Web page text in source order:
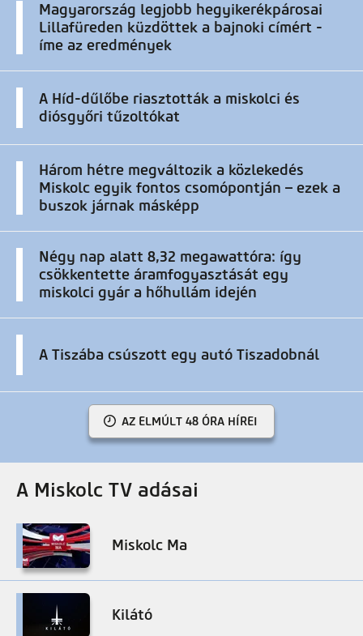
Magyarország legjobb hegyikerékpárosai
Lillafüreden küzdöttek a bajnoki címért -
íme az eredmények
A Híd-dűlőbe riasztották a miskolci és
diósgyőri tűzoltókat
Három hétre megváltozik a közlekedés
Miskolc egyik fontos csomópontján – ezek a
buszok járnak másképp
Négy nap alatt 8,32 megawattóra: így
csökkentette áramfogyasztását egy
miskolci gyár a hőhullám idején
A Tiszába csúszott egy autó Tiszadobnál
AZ ELMÚLT 48 ÓRA HÍREI
A Miskolc TV adásai
Miskolc Ma
Kilátó